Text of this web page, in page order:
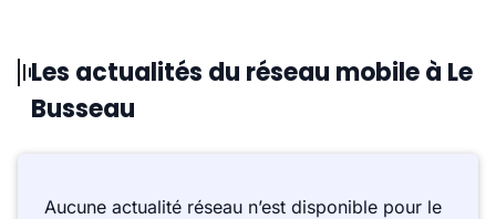
Les actualités du réseau mobile à Le
Busseau
Aucune actualité réseau n’est disponible pour le